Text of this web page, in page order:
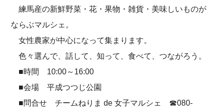
練馬産の新鮮野菜・花・果物・雑貨・美味しいものが
ならぶマルシェ。
女性農家が中心になって集まります。
色々選んで、話して、知って、食べて、つながろう。
■時間 10:00～16:00
■会場 平成つつじ公園
■問合せ チームねりま de 女子マルシェ ☎080-